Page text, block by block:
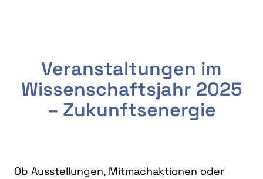
Veranstaltungen im
Wissenschaftsjahr 2025
– Zukunftsenergie
Ob Ausstellungen, Mitmachaktionen oder